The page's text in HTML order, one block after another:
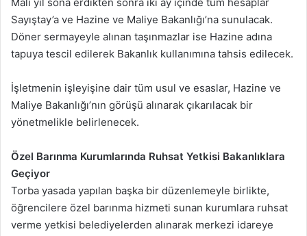
Sayıştay’a ve Hazine ve Maliye Bakanlığı’na sunulacak.
Döner sermayeyle alınan taşınmazlar ise Hazine adına
tapuya tescil edilerek Bakanlık kullanımına tahsis edilecek.
İşletmenin işleyişine dair tüm usul ve esaslar, Hazine ve
Maliye Bakanlığı’nın görüşü alınarak çıkarılacak bir
yönetmelikle belirlenecek.
Özel Barınma Kurumlarında Ruhsat Yetkisi Bakanlıklara
Geçiyor
Torba yasada yapılan başka bir düzenlemeyle birlikte,
öğrencilere özel barınma hizmeti sunan kurumlara ruhsat
verme yetkisi belediyelerden alınarak merkezi idareye